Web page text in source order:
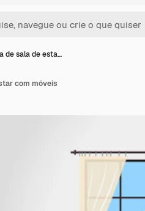
de sala de esta…
com móveis